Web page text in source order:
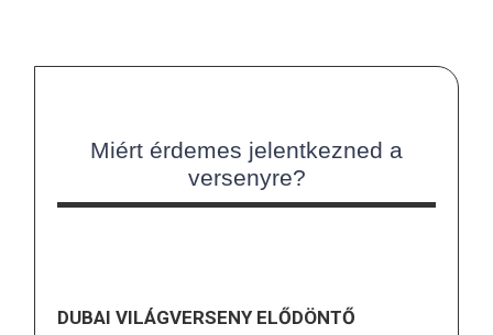
Miért érdemes jelentkezned a
versenyre?
DUBAI VILÁGVERSENY ELŐDÖNTŐ